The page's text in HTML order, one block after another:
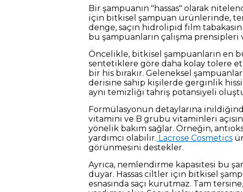
Bir şampuanın "hassas" olarak
için bitkisel şampuan ürünlerinde,
denge, saçın hidrolipid film
bu şampuanların çalışma
Öncelikle, bitkisel şampuanların en
sentetiklere göre daha kolay tolere
bir his bırakır. Geleneksel
derisine sahip kişilerde gerginlik
aynı temizliği tahriş potansiyeli
Formülasyonun detaylarına
vitamini ve B grubu vitaminleri
yönelik bakım sağlar. Örneğin,
yardımcı olabilir. Lacrose Cosmetics
görünmesini destekler.
Ayrıca, nemlendirme kapasitesi bu
duyar. Hassas ciltler için bitkisel
esnasında saçı kurutmaz. Tam